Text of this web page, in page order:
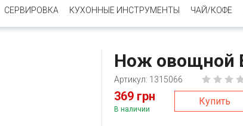
СЕРВИРОВКА КУХОННЫЕ ИНСТРУМЕНТЫ ЧАЙ/КОФЕ
Нож овощной
Артикул: 1315066
369 грн
В наличии
Купить